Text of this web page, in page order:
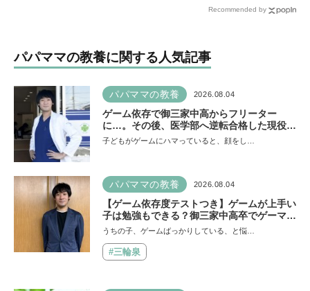
入りまーす」と宣言！
Recommended by
パパママの教養に関する人気記事
パパママの教養 2026.08.04
ゲーム依存で御三家中高からフリーター
に…。その後、医学部へ逆転合格した現役医
師が断言「ゲームの経験が受験勉強に役立っ
子どもがゲームにハマっていると、顔をし…
パパママの教養 2026.08.04
【ゲーム依存度テストつき】ゲームが上手い
子は勉強もできる？御三家中高卒でゲーマー
の医師・阿部智史さんが教えるゲームしなが
うちの子、ゲームばっかりしている、と悩…
#三輪泉